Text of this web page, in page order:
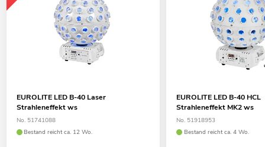
EUROLITE LED B-40 Laser
Strahleneffekt ws
No. 51741088
Bestand reicht ca. 12 Wo.
EUROLITE LED B-40 HCL
Strahleneffekt MK2 ws
No. 51918953
Bestand reicht ca. 4 Wo.